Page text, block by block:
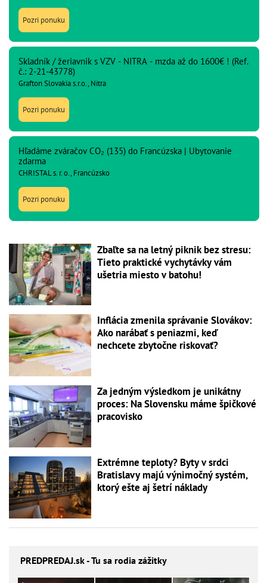
Pozri ponuku
Skladník / žeriavnik s VZV - NITRA - mzda až do 1600€ ! (Ref.
č.: 2-21-43778)
Grafton Slovakia s.r.o., Nitra
Pozri ponuku
Hľadáme zváračov CO₂ (135) do Francúzska | Ubytovanie
zdarma
CHRISTAL s. r. o., Francúzsko
Pozri ponuku
Zbaľte sa na letný piknik bez stresu:
Tieto praktické vychytávky vám
ušetria miesto v batohu!
Inflácia zmenila správanie Slovákov:
Ako narábať s peniazmi, keď
nechcete zbytočne riskovať?
Za jedným výsledkom je unikátny
proces: Na Slovensku máme špičkové
pracovisko
Extrémne teploty? Byty v srdci
Bratislavy majú výnimočný systém,
ktorý ešte aj šetrí náklady
PREDPREDAJ.sk - Tu sa rodia zážitky